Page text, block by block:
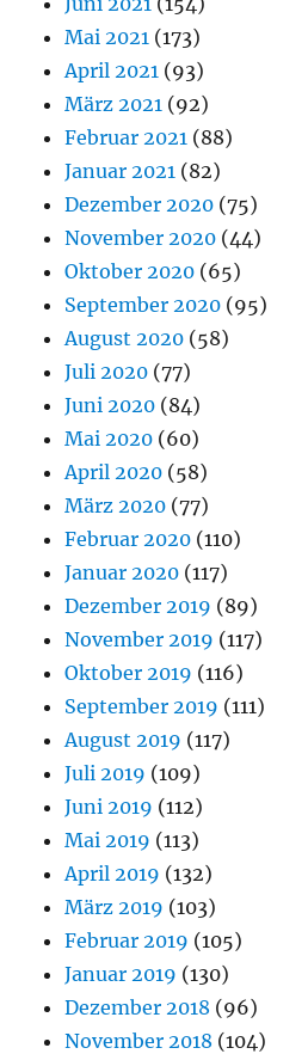
Mai 2021 (173)
April 2021 (93)
März 2021 (92)
Februar 2021 (88)
Januar 2021 (82)
Dezember 2020 (75)
November 2020 (44)
Oktober 2020 (65)
September 2020 (95)
August 2020 (58)
Juli 2020 (77)
Juni 2020 (84)
Mai 2020 (60)
April 2020 (58)
März 2020 (77)
Februar 2020 (110)
Januar 2020 (117)
Dezember 2019 (89)
November 2019 (117)
Oktober 2019 (116)
September 2019 (111)
August 2019 (117)
Juli 2019 (109)
Juni 2019 (112)
Mai 2019 (113)
April 2019 (132)
März 2019 (103)
Februar 2019 (105)
Januar 2019 (130)
Dezember 2018 (96)
November 2018 (104)